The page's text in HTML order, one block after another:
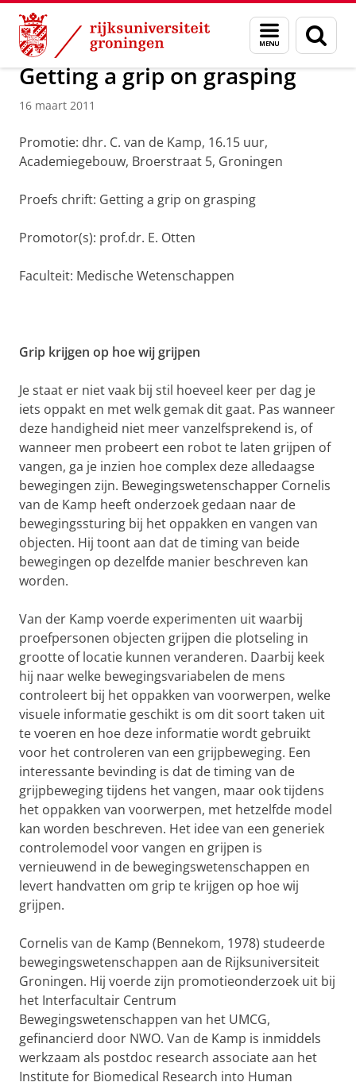
Skip
Content
Skip
Navigation
Menu
en
zoeken
Over ons Actueel Nieuws Nieuwsberichten
Getting a grip on grasping
16 maart 2011
Promotie: dhr. C. van de Kamp, 16.15 uur,
Academiegebouw, Broerstraat 5, Groningen
Proefs chrift: Getting a grip on grasping
Promotor(s): prof.dr. E. Otten
Faculteit: Medische Wetenschappen
Grip krijgen op hoe wij grijpen
Je staat er niet vaak bij stil hoeveel keer per dag je
iets oppakt en met welk gemak dit gaat. Pas wanneer
deze handigheid niet meer vanzelfsprekend is, of
wanneer men probeert een robot te laten grijpen of
vangen, ga je inzien hoe complex deze alledaagse
bewegingen zijn. Bewegingswetenschapper Cornelis
van de Kamp heeft onderzoek gedaan naar de
bewegingssturing bij het oppakken en vangen van
objecten. Hij toont aan dat de timing van beide
bewegingen op dezelfde manier beschreven kan
worden.
Van der Kamp voerde experimenten uit waarbij
proefpersonen objecten grijpen die plotseling in
grootte of locatie kunnen veranderen. Daarbij keek
hij naar welke bewegingsvariabelen de mens
controleert bij het oppakken van voorwerpen, welke
visuele informatie geschikt is om dit soort taken uit
te voeren en hoe deze informatie wordt gebruikt
voor het controleren van een grijpbeweging. Een
interessante bevinding is dat de timing van de
grijpbeweging tijdens het vangen, maar ook tijdens
het oppakken van voorwerpen, met hetzelfde model
kan worden beschreven. Het idee van een generiek
controlemodel voor vangen en grijpen is
vernieuwend in de bewegingswetenschappen en
levert handvatten om grip te krijgen op hoe wij
grijpen.
Cornelis van de Kamp (Bennekom, 1978) studeerde
bewegingswetenschappen aan de Rijksuniversiteit
Groningen. Hij voerde zijn promotieonderzoek uit bij
het Interfacultair Centrum
Bewegingswetenschappen van het UMCG,
gefinancierd door NWO. Van de Kamp is inmiddels
werkzaam als postdoc research associate aan het
Institute for Biomedical Research into Human